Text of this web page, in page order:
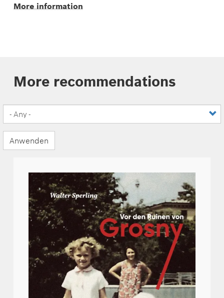
More information
More recommendations
Anwenden